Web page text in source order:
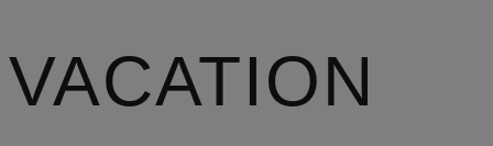
VACATION